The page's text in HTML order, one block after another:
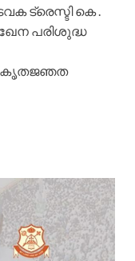
ട്രെസ്ടി കെ .
പരിശുദ്ധ
കൃതജഞത